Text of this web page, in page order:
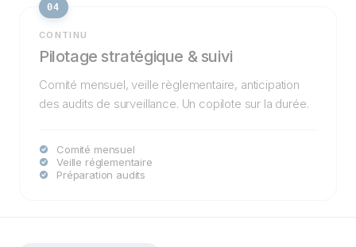
04
CONTINU
Pilotage stratégique & suivi
Comité mensuel, veille règlementaire, anticipation
des audits de surveillance. Un copilote sur la durée.
Comité mensuel
Veille réglementaire
Préparation audits